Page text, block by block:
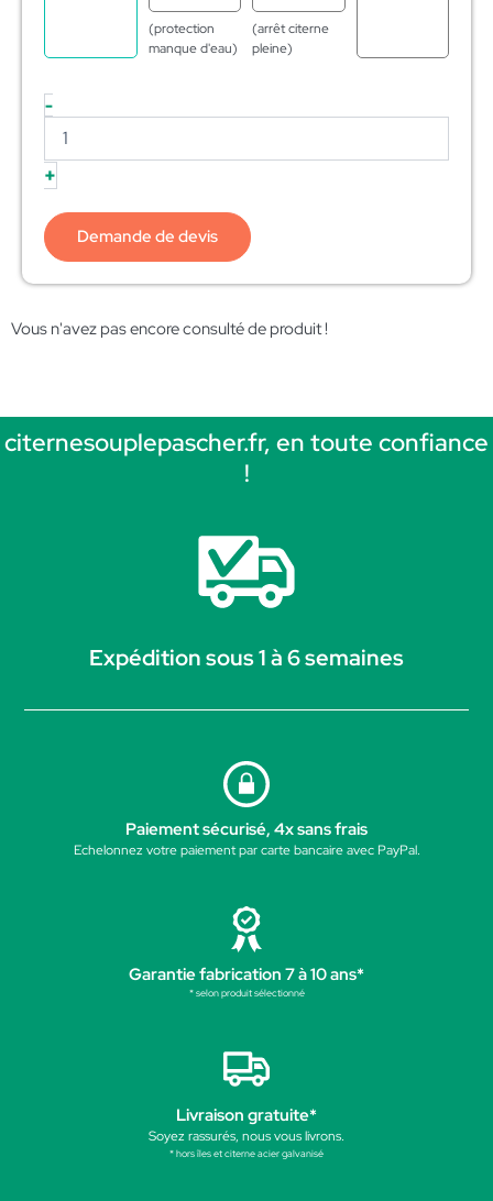
(protection
manque d'eau)
(arrêt citerne
pleine)
-
+
Demande de devis
Vous n'avez pas encore consulté de produit !
citernesouplepascher.fr, en toute confiance
!
Expédition sous 1 à 6 semaines
Paiement sécurisé, 4x sans frais
Echelonnez votre paiement par carte bancaire avec PayPal.
Garantie fabrication 7 à 10 ans*
* selon produit sélectionné
Livraison gratuite*
Soyez rassurés, nous vous livrons.
* hors îles et citerne acier galvanisé